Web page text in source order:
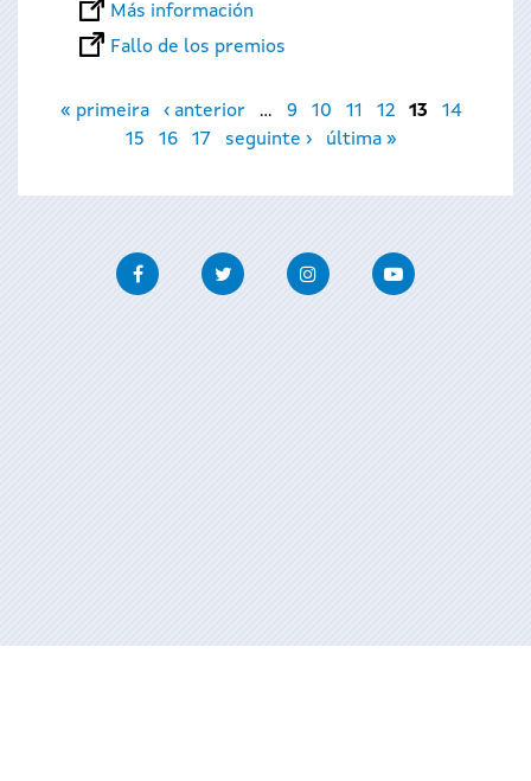
Más información
Fallo de los premios
Páginas
« primeira ‹ anterior … 9 10 11 12 13
14
15
16 17 seguinte › última »
FacebookTwitter InstagramYoutube